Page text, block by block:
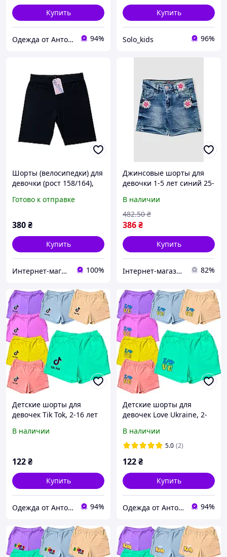
Купить
Одежда от Антона 94%
Купить
Solo_kids 96%
Шорты (велосипедки) для
девочки (рост 158/164),
Готово к отправке
380₴
Купить
Интернет-магазин "Помаранчик" 100%
Джинсовые шорты для
девочки 1-5 лет синий 25-
по поясу 23-27 см длина
KIDSTYLE
В наличии
386₴
482.50 ₴
Купить
Інтернет-магазин TOOLS MAX 82%
Детские шорты для
девочек Тik Tok, 2-16 лет
В наличии
122₴
Купить
Одежда от Антона 94%
Детские шорты для
девочек Love Ukraine, 2-
В наличии
5.0 (2)
122₴
Купить
Одежда от Антона 94%